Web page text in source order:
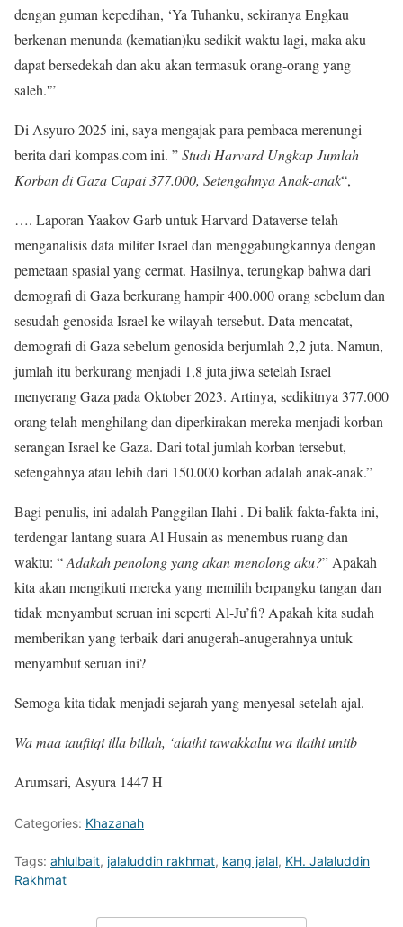
dengan guman kepedihan, ‘Ya Tuhanku, sekiranya Engkau
berkenan menunda (kematian)ku sedikit waktu lagi, maka aku
dapat bersedekah dan aku akan termasuk orang-orang yang
saleh.'”
Di Asyuro 2025 ini, saya mengajak para pembaca merenungi
berita dari kompas.com ini. ”Studi Harvard Ungkap Jumlah
Korban di Gaza Capai 377.000, Setengahnya Anak-anak“,
…. Laporan Yaakov Garb untuk Harvard Dataverse telah
menganalisis data militer Israel dan menggabungkannya dengan
pemetaan spasial yang cermat. Hasilnya, terungkap bahwa dari
demografi di Gaza berkurang hampir 400.000 orang sebelum dan
sesudah genosida Israel ke wilayah tersebut. Data mencatat,
demografi di Gaza sebelum genosida berjumlah 2,2 juta. Namun,
jumlah itu berkurang menjadi 1,8 juta jiwa setelah Israel
menyerang Gaza pada Oktober 2023. Artinya, sedikitnya 377.000
orang telah menghilang dan diperkirakan mereka menjadi korban
serangan Israel ke Gaza. Dari total jumlah korban tersebut,
setengahnya atau lebih dari 150.000 korban adalah anak-anak.”
Bagi penulis, ini adalah Panggilan Ilahi . Di balik fakta-fakta ini,
terdengar lantang suara Al Husain as menembus ruang dan
waktu: “Adakah penolong yang akan menolong aku?” Apakah
kita akan mengikuti mereka yang memilih berpangku tangan dan
tidak menyambut seruan ini seperti Al-Ju’fi? Apakah kita sudah
memberikan yang terbaik dari anugerah-anugerahnya untuk
menyambut seruan ini?
Semoga kita tidak menjadi sejarah yang menyesal setelah ajal.
Wa maa taufiiqi illa billah, ‘alaihi tawakkaltu wa ilaihi uniib
Arumsari, Asyura 1447 H
Categories: Khazanah
Tags: ahlulbait, jalaluddin rakhmat, kang jalal, KH. Jalaluddin
Rakhmat